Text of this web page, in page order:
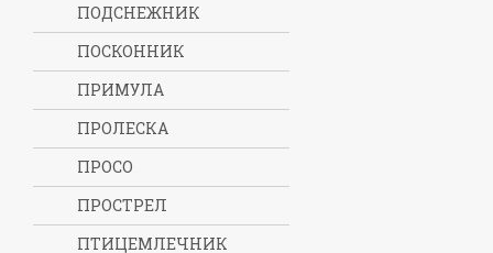
ПОДСНЕЖНИК
ПОСКОННИК
ПРИМУЛА
ПРОЛЕСКА
ПРОСО
ПРОСТРЕЛ
ПТИЦЕМЛЕЧНИК